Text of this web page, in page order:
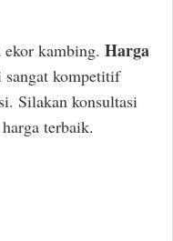
kambing. Harga
kompetitif
Silakan konsultasi
terbaik.